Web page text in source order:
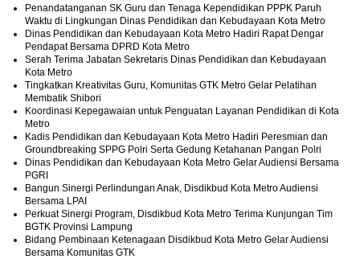
Penandatanganan SK Guru dan Tenaga Kependidikan PPPK Paruh
Waktu di Lingkungan Dinas Pendidikan dan Kebudayaan Kota Metro
Dinas Pendidikan dan Kebudayaan Kota Metro Hadiri Rapat Dengar
Pendapat Bersama DPRD Kota Metro
Serah Terima Jabatan Sekretaris Dinas Pendidikan dan Kebudayaan
Kota Metro
Tingkatkan Kreativitas Guru, Komunitas GTK Metro Gelar Pelatihan
Membatik Shibori
Koordinasi Kepegawaian untuk Penguatan Layanan Pendidikan di Kota
Metro
Kadis Pendidikan dan Kebudayaan Kota Metro Hadiri Peresmian dan
Groundbreaking SPPG Polri Serta Gedung Ketahanan Pangan Polri
Dinas Pendidikan dan Kebudayaan Kota Metro Gelar Audiensi Bersama
PGRI
Bangun Sinergi Perlindungan Anak, Disdikbud Kota Metro Audiensi
Bersama LPAI
Perkuat Sinergi Program, Disdikbud Kota Metro Terima Kunjungan Tim
BGTK Provinsi Lampung
Bidang Pembinaan Ketenagaan Disdikbud Kota Metro Gelar Audiensi
Bersama Komunitas GTK